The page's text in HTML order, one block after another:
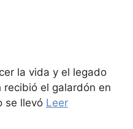
la vida y el legado
el galardón en
se llevó Leer